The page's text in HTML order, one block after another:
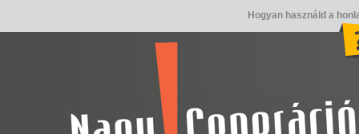
Hogyan használd a